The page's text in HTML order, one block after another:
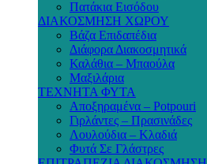
Πατάκια Εισόδου
ΔΙΑΚΟΣΜΗΣΗ ΧΩΡΟΥ
Βάζα Επιδαπέδια
Διάφορα Διακοσμητικά
Καλάθια – Μπαούλα
Μαξιλάρια
ΤΕΧΝΗΤΑ ΦΥΤΑ
Αποξηραμένα – Potpouri
Γιρλάντες – Πρασινάδες
Λουλούδια – Κλαδιά
Φυτά Σε Γλάστρες